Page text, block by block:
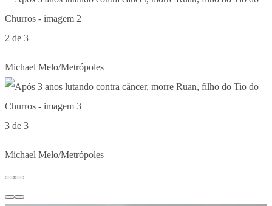
2 de 3
Michael Melo/Metrópoles
3 de 3
Michael Melo/Metrópoles